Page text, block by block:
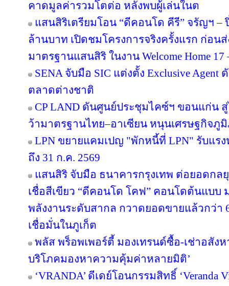
คาดมูลค่ารวมโตต่อ หลังพบผู้เล่นในต
แสนสิริเตรียมโอน “ดีคอนโด คีรี” จรัญฯ –
ล้านบาท เปิดชมโครงการจริงครั้งแรก ก่อ
มาตรฐานแสนสิริ ในงาน Welcome Home 17
SENA จับมือ SIC แต่งตั้ง Exclusive Agent
ตลาดต่างชาติ
CP LAND ดันศูนย์ประชุมไคซ์ฯ ขอนแก่น
ว้ามาตรฐานไทย–อาเซียน หนุนเศรษฐกิจภู
LPN ขยายแคมเปญ "พักหนี้ที่ LPN" รับแร
ถึง 31 ก.ค. 2569
แสนสิริ จับมือ ธนาคารกรุงเทพ ต่อยอดก
เชื่อสีเขียว “ดีคอนโด โคฟ” คอนโดต้นแบบ
พลังงานระดับสากล กวาดยอดขายแล้วกว่า
เชื่อมั่นในภูเก็ต
พลัส พร็อพเพอร์ตี้ มองเทรนด์ซื้อ-เช่าอสัง
บริโภคมองหาความคุ้มค่าหลายมิติ’
‘VRANDA’ ดีเดย์โอนกรรมสิทธิ์ ‘Veranda